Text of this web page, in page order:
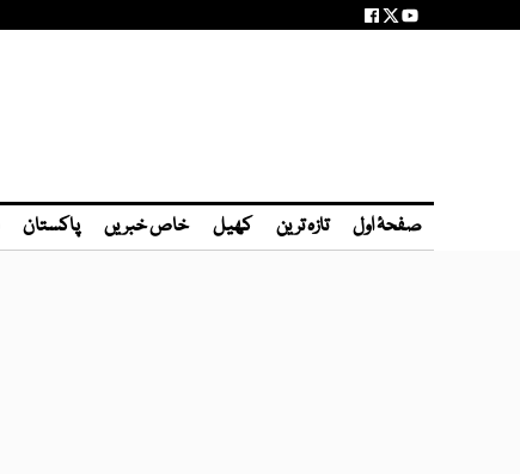
صفحۂ اول تازہ ترین کھیل خاص خبریں پاکستان